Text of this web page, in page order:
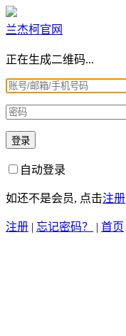
兰杰柯官网
正在生成二维码...
自动登录
如还不是会员, 点击注册
注册 | 忘记密码？ | 首页